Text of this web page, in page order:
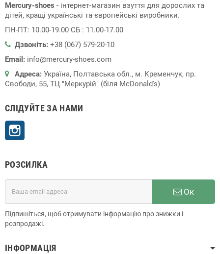
Mercury-shoes - інтернет-магазин взуття для дорослих та
дітей, кращі українські та європейські виробники.
ПН-ПТ: 10.00-19.00 СБ : 11.00-17.00
Дзвоніть: +38 (067) 579-20-10
Email: info@mercury-shoes.com
Адреса: Україна, Полтавська обл., м. Кременчук, пр.
Свободи, 55, ТЦ "Меркурій" (біля McDonald's)
СЛІДУЙТЕ ЗА НАМИ
РОЗСИЛКА
Ок
Підпишіться, щоб отримувати інформацію про знижки і
розпродажі.
ІНФОРМАЦІЯ